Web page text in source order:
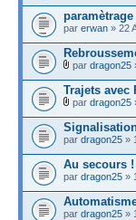
par erwan » 22
par dragon25
Trajets avec
par dragon25
par dragon25 »
Au secours !
par dragon25 »
par dragon25 »